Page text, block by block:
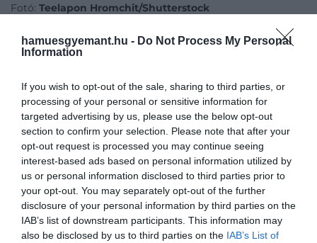
hamuesgyemant.hu - Do Not Process My Personal
Information
If you wish to opt-out of the sale, sharing to third parties, or
processing of your personal or sensitive information for
targeted advertising by us, please use the below opt-out
section to confirm your selection. Please note that after your
opt-out request is processed you may continue seeing
interest-based ads based on personal information utilized by
us or personal information disclosed to third parties prior to
your opt-out. You may separately opt-out of the further
disclosure of your personal information by third parties on the
IAB’s list of downstream participants. This information may
also be disclosed by us to third parties on the IAB’s List of
Fotó: Teelapon Hromchit/Shutterstock
érkezünk el csúcspontokra. Az állóképességi
sportokban – például maratonfutásban – a
teljesítmény gyakran 30 év körül tetőzik, míg az
ultratávokon még később.Azizomerőcsúcsa is
ide tolódik: az erőemelők esetében nagyjából 35
éves kor körül figyelhető meg. Kognitív szinten is
történik átrendeződés, például az arcok
felismerésének képessége harminc felett a
legerősebb.